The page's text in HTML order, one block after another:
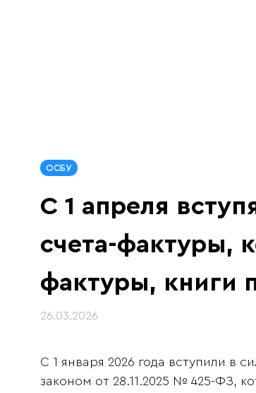
ОСБУ
С 1 апреля
счета-фактуры,
фактуры, книги
26.03.2026
С 1 января 2026 года вступили в
законом от 28.11.2025 № 425-ФЗ,